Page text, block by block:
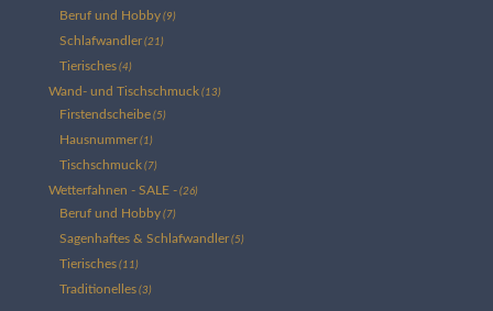
Beruf und Hobby (9)
Schlafwandler (21)
Tierisches (4)
Wand- und Tischschmuck (13)
Firstendscheibe (5)
Hausnummer (1)
Tischschmuck (7)
Wetterfahnen - SALE - (26)
Beruf und Hobby (7)
Sagenhaftes & Schlafwandler (5)
Tierisches (11)
Traditionelles (3)